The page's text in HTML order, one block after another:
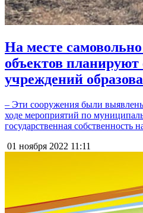
На месте
объектов планируют
учреждений
– Эти сооружения были
ходе мероприятий по
государственная собственность
01 ноября 2022 11:11